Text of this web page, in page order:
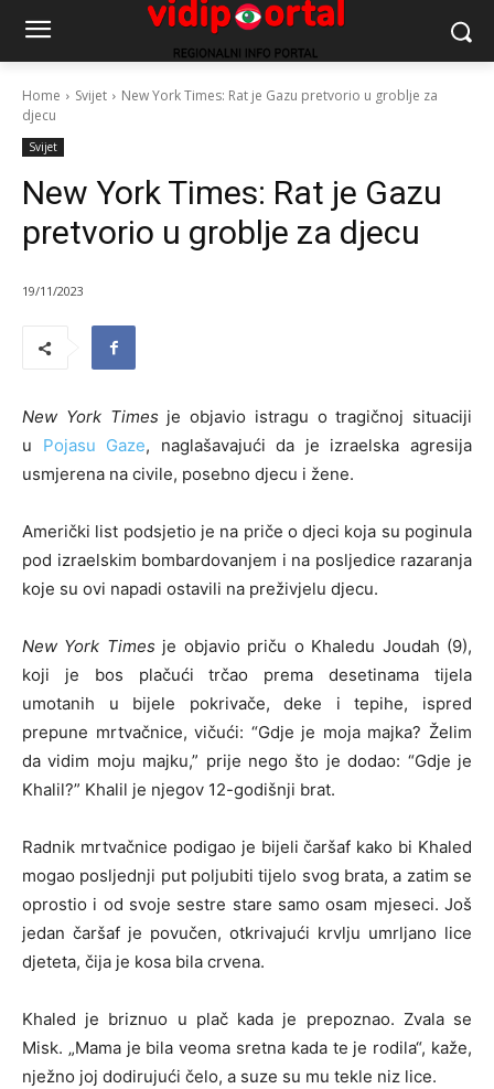
Home Svijet
New York Times: Rat je Gazu pretvorio u groblje za
djecu
Svijet
New York Times: Rat je Gazu
pretvorio u groblje za djecu
19/11/2023
New York Times je objavio istragu o tragičnoj situaciji
u Pojasu Gaze, naglašavajući da je izraelska agresija
usmjerena na civile, posebno djecu i žene.
Američki list podsjetio je na priče o djeci koja su poginula
pod izraelskim bombardovanjem i na posljedice razaranja
koje su ovi napadi ostavili na preživjelu djecu.
New York Times je objavio priču o Khaledu Joudah (9),
koji je bos plačući trčao prema desetinama tijela
umotanih u bijele pokrivače, deke i tepihe, ispred
prepune mrtvačnice, vičući: “Gdje je moja majka? Želim
da vidim moju majku,” prije nego što je dodao: “Gdje je
Khalil?” Khalil je njegov 12-godišnji brat.
Radnik mrtvačnice podigao je bijeli čaršaf kako bi Khaled
mogao posljednji put poljubiti tijelo svog brata, a zatim se
oprostio i od svoje sestre stare samo osam mjeseci. Još
jedan čaršaf je povučen, otkrivajući krvlju umrljano lice
djeteta, čija je kosa bila crvena.
Khaled je briznuo u plač kada je prepoznao. Zvala se
Misk. „Mama je bila veoma sretna kada te je rodila“, kaže,
nježno joj dodirujući čelo, a suze su mu tekle niz lice.